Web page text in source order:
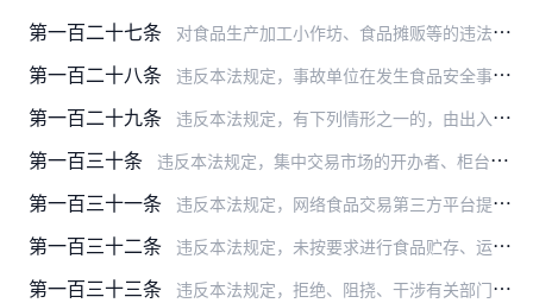
第一百二十七条 对食品生产加工小作坊、食品摊贩等的违法行为的处罚，依照省、自治区、直辖市制定的具体管理办法执行。
第一百二十八条 违反本法规定，事故单位在发生食品安全事故后未进行处置、报告的，由有关主管部门按照各自职责分工责令改正，给予警告；隐匿、伪造、毁灭有关证据的，责令停产停业，没收违…
第一百二十九条 违反本法规定，有下列情形之一的，由出入境检验检疫机构依照本法第一百二十四条的规定给予处罚：
第一百三十条 违反本法规定，集中交易市场的开办者、柜台出租者、展销会的举办者允许未依法取得许可的食品经营者进入市场销售食品，或者未履行检查、报告等义务的，由县级以上人民政府食…
第一百三十一条 违反本法规定，网络食品交易第三方平台提供者未对入网食品经营者进行实名登记、审查许可证，或者未履行报告、停止提供网络交易平台服务等义务的，由县级以上人民政府食品安…
第一百三十二条 违反本法规定，未按要求进行食品贮存、运输和装卸的，由县级以上人民政府食品安全监督管理等部门按照各自职责分工责令改正，给予警告；拒不改正的，责令停产停业，并处一万…
第一百三十三条 违反本法规定，拒绝、阻挠、干涉有关部门、机构及其工作人员依法开展食品安全监督检查、事故调查处理、风险监测和风险评估的，由有关主管部门按照各自职责分工责令停产停业…